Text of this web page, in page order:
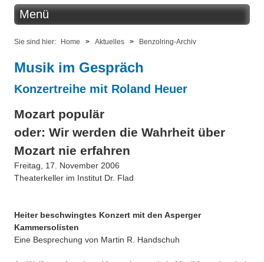
Home
Besonderheiten
Projekte
Eduthek
Menü
Aktuelles
Benzolring online
QM-Zertifizierung nach SGB III / AZAV
Preisrätsel
Unsere Linktipps
Benzolring-Archiv
Sie sind hier: Home > Aktuelles > Benzolring-Archiv
Musik im Gespräch
Konzertreihe mit Roland Heuer
Mozart populär
oder: Wir werden die Wahrheit über
Mozart nie erfahren
Freitag, 17. November 2006
Theaterkeller im Institut Dr. Flad
Heiter beschwingtes Konzert mit den Asperger
Kammersolisten
Eine Besprechung von Martin R. Handschuh